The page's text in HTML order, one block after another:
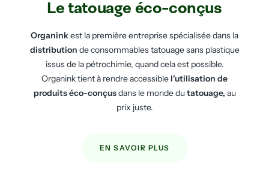
Le tatouage éco-conçus
Organink est la première entreprise spécialisée dans la
distribution de consommables tatouage sans plastique
issus de la pétrochimie, quand cela est possible.
Organink tient à rendre accessible l'utilisation de
produits éco-conçusdans le monde dutatouage, au
prix juste.
EN SAVOIR PLUS